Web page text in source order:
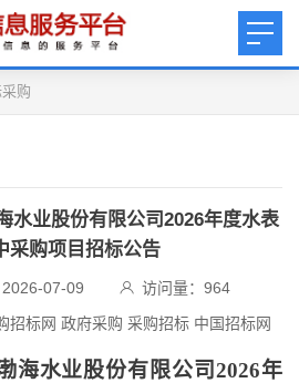
购
水业股份有限公司2026年度水表
采购项目招标公告
07-09 访问量： 964
招标网 政府采购 采购招标 中国招标网
海水业股份有限公司2026年